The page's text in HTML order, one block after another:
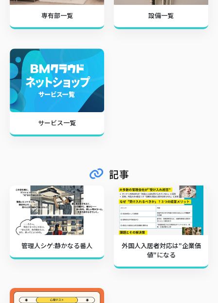
専有部一覧 設備一覧
サービス一覧
記事
管理人シゲ:静かなる番人
外国人入居者対応は"企業価
値"になる